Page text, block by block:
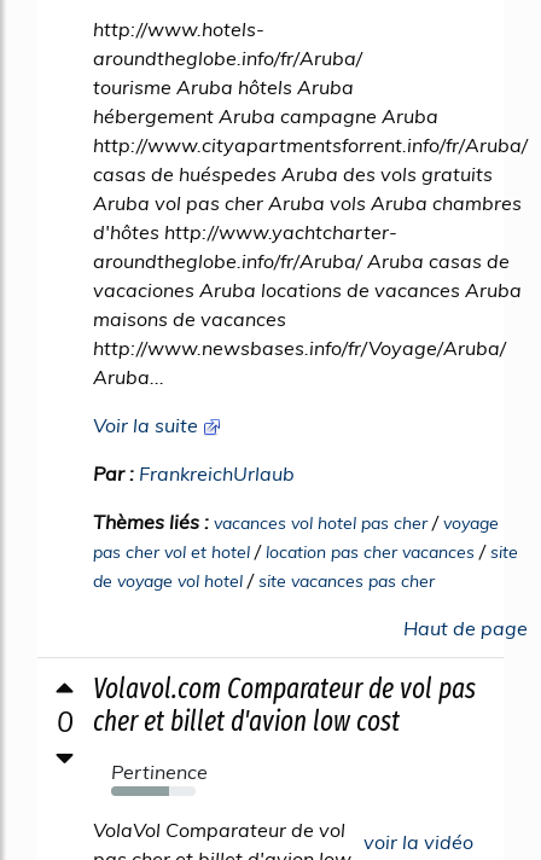
http://www.hotels-
aroundtheglobe.info/fr/Aruba/
tourisme Aruba hôtels Aruba
hébergement Aruba campagne Aruba
http://www.cityapartmentsforrent.info/fr/Aruba/
casas de huéspedes Aruba des vols gratuits
Aruba vol pas cher Aruba vols Aruba chambres
d'hôtes http://www.yachtcharter-
aroundtheglobe.info/fr/Aruba/ Aruba casas de
vacaciones Aruba locations de vacances Aruba
maisons de vacances
http://www.newsbases.info/fr/Voyage/Aruba/
Aruba...
Voir la suite
Par : FrankreichUrlaub
Thèmes liés : vacances vol hotel pas cher/voyage
pas cher vol et hotel /location pas cher vacances /site
de voyage vol hotel /site vacances pas cher
Haut de page
0
Volavol.com Comparateur de vol pas
cher et billet d'avion low cost
Pertinence
68%
voir la vidéo
VolaVol Comparateur de vol